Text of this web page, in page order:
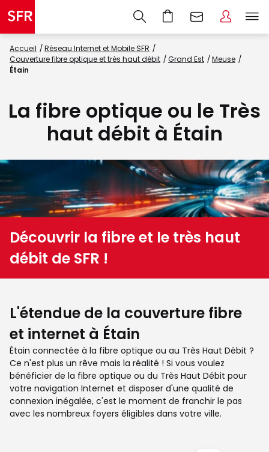
Accueil
Réseau Internet et Mobile SFR
Couverture fibre optique et très haut débit
Grand Est
Meuse
Étain
La fibre optique ou le Très
haut débit à Étain
Découvrir la fibre et le très haut
débit de SFR !
L'étendue de la couverture fibre
et internet à Étain
Étain connectée à la fibre optique ou au Très Haut Débit ?
Ce n'est plus un rêve mais la réalité ! Si vous voulez
bénéficier de la fibre optique ou du Très Haut Débit pour
votre navigation Internet et disposer d'une qualité de
connexion inégalée, c'est le moment de franchir le pas
avec les nombreux foyers éligibles dans votre ville.